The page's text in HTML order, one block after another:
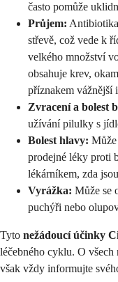
často pomůže
Průjem:
střevě, což vede k
velkého množství
obsahuje krev,
příznakem vážnější
Zvracení a bolest
užívání pilulky s
Bolest hlavy:
prodejné léky proti
lékárníkem, zda
Vyrážka: Může se
puchýři nebo
Tyto nežádoucí účinky
léčebného cyklu. O všech
však vždy informujte